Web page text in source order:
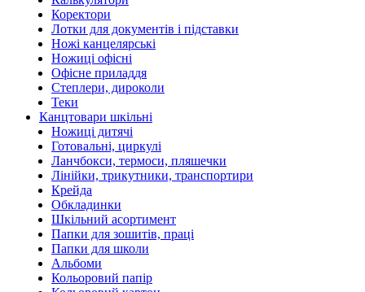
Коректори
Лотки для документів і підставки
Ножі канцелярські
Ножиці офісні
Офісне приладдя
Степлери, дироколи
Теки
Канцтовари шкільні
Ножиці дитячі
Готовальні, циркулі
Ланчбокси, термоси, пляшечки
Лінійки, трикутники, транспортири
Крейда
Обкладинки
Шкільний асортимент
Папки для зошитів, праці
Папки для школи
Альбоми
Кольоровий папір